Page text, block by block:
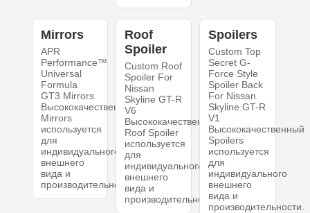
Mirrors
APR
Performance™
Universal
Formula
GT3 Mirrors
Высококачественный
Mirrors
используется
для
индивидуального
внешнего
вида и
производительности.
Roof
Spoiler
Custom Roof
Spoiler For
Nissan
Skyline GT-R
V6
Высококачественный
Roof Spoiler
используется
для
индивидуального
внешнего
вида и
производительности.
Spoilers
Custom Top
Secret G-
Force Style
Spoiler Back
For Nissan
Skyline GT-R
V1
Высококачественный
Spoilers
используется
для
индивидуального
внешнего
вида и
производительности.